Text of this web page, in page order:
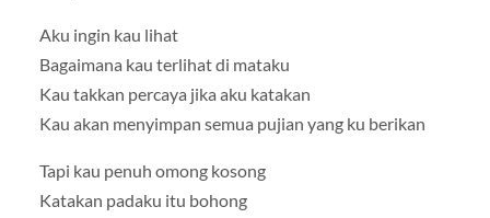
Aku ingin kau lihat
Bagaimana kau terlihat di mataku
Kau takkan percaya jika aku katakan
Kau akan menyimpan semua pujian yang ku berikan
Tapi kau penuh omong kosong
Katakan padaku itu bohong